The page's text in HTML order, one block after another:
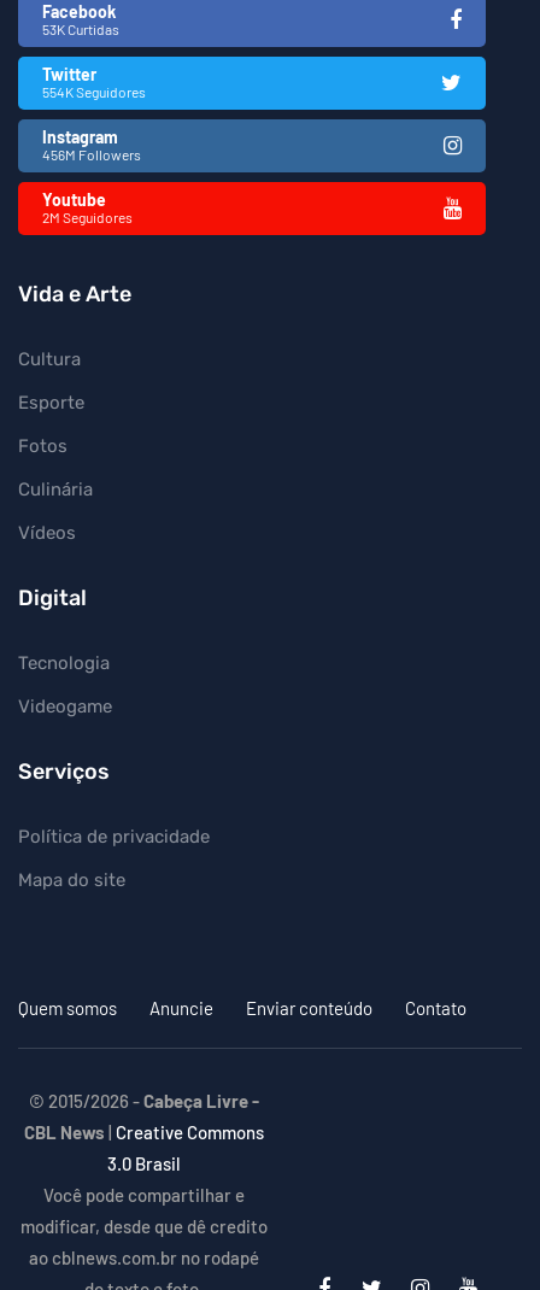
Facebook
53K Curtidas
Twitter
554K Seguidores
Instagram
456M Followers
Youtube
2M Seguidores
Vida e Arte
Cultura
Esporte
Fotos
Culinária
Vídeos
Digital
Tecnologia
Videogame
Serviços
Política de privacidade
Mapa do site
Quem somos Anuncie Enviar conteúdo Contato
© 2015/2026 -Cabeça Livre -
CBL News | Creative Commons
3.0 Brasil
Você pode compartilhar e
modificar, desde que dê credito
ao cblnews.com.br no rodapé